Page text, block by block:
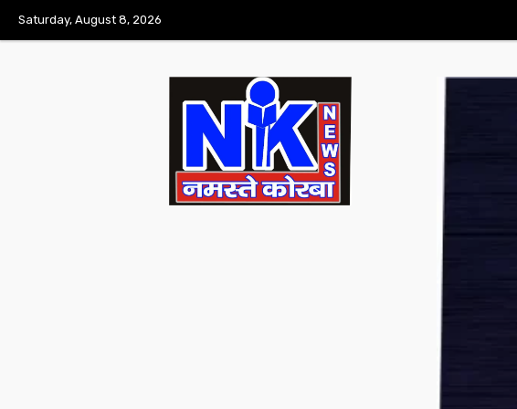
Saturday, August 8, 2026